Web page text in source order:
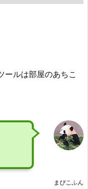
ールは部屋のあちこ
まぴこふん